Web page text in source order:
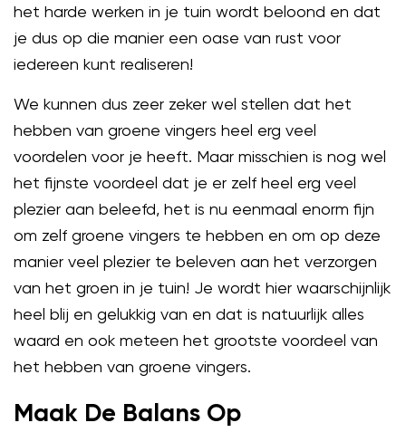
het harde werken in je tuin wordt beloond en dat
je dus op die manier een oase van rust voor
iedereen kunt realiseren!
We kunnen dus zeer zeker wel stellen dat het
hebben van groene vingers heel erg veel
voordelen voor je heeft. Maar misschien is nog wel
het fijnste voordeel dat je er zelf heel erg veel
plezier aan beleefd, het is nu eenmaal enorm fijn
om zelf groene vingers te hebben en om op deze
manier veel plezier te beleven aan het verzorgen
van het groen in je tuin! Je wordt hier waarschijnlijk
heel blij en gelukkig van en dat is natuurlijk alles
waard en ook meteen het grootste voordeel van
het hebben van groene vingers.
Maak De Balans Op